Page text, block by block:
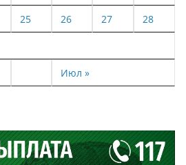
Июл »
25 26 27 28